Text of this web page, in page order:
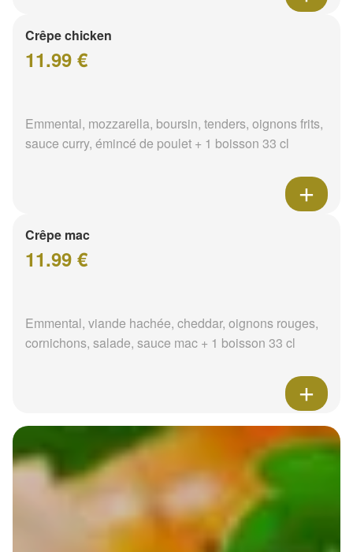
Crêpe chicken
11.99 €
Emmental, mozzarella, boursin, tenders, oignons frits,
sauce curry, émincé de poulet + 1 boisson 33 cl
Crêpe mac
11.99 €
Emmental, viande hachée, cheddar, oignons rouges,
cornichons, salade, sauce mac + 1 boisson 33 cl